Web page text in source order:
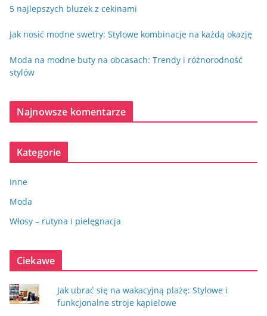
5 najlepszych bluzek z cekinami
Jak nosić modne swetry: Stylowe kombinacje na każdą okazję
Moda na modne buty na obcasach: Trendy i różnorodność
stylów
Najnowsze komentarze
Kategorie
Inne
Moda
Włosy – rutyna i pielęgnacja
Ciekawe
Jak ubrać się na wakacyjną plażę: Stylowe i
funkcjonalne stroje kąpielowe